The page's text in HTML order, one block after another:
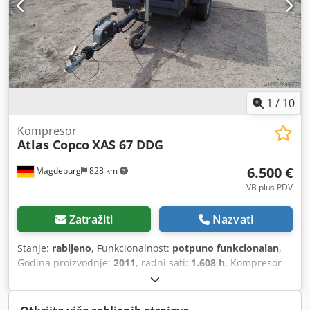
1 / 10
Magdeburg 828 km
Kompresor
Atlas CopcoXAS 67 DDG
6.500 €
VB plus PDV
Zatražiti Nazvati
Stanje: rabljeno, Funkcionalnost: potpuno funkcionalan,
Godina proizvodnje: 2011, radni sati: 1.608 h, Kompresor
Atlas Copco XAS 67 DDG, godina proizvodnje 2011, 1608
sati rada, volumni protok 3,5 m³, nužna struja 12,5 kVA,
priključci: 1 x 230 V, 2 x 400 V, serijski broj